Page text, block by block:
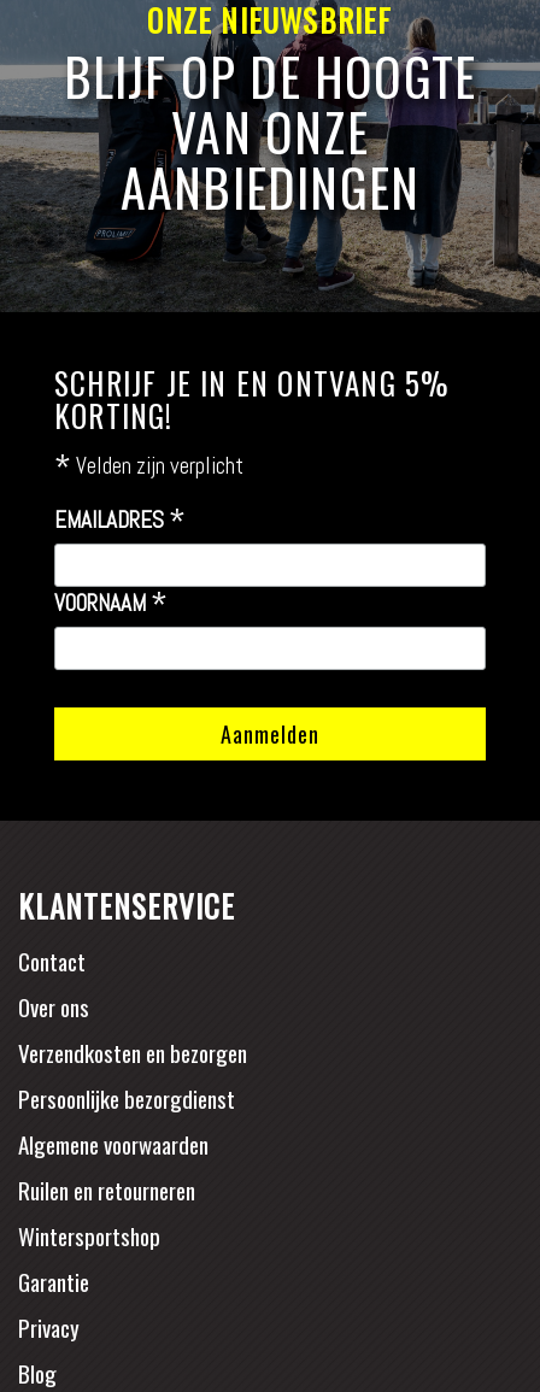
ONZE NIEUWSBRIEF
BLIJF OP DE HOOGTE
VAN ONZE
AANBIEDINGEN
SCHRIJF JE IN EN ONTVANG 5%
KORTING!
* Velden zijn verplicht
EMAILADRES *
VOORNAAM *
KLANTENSERVICE
Contact
Over ons
Verzendkosten en bezorgen
Persoonlijke bezorgdienst
Algemene voorwaarden
Ruilen en retourneren
Wintersportshop
Garantie
Privacy
Blog